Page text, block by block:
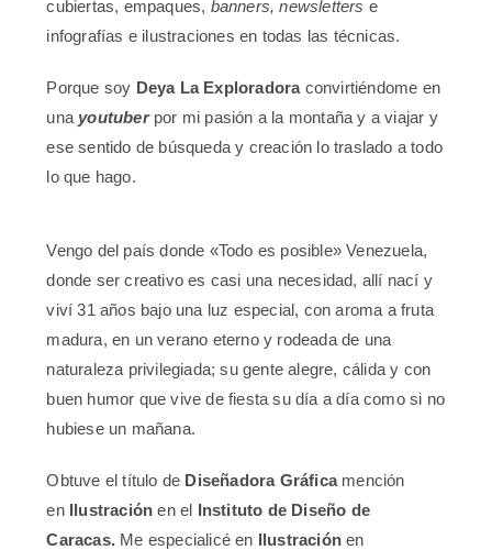
cubiertas, empaques, banners, newsletters e
infografías e ilustraciones en todas las técnicas.
Porque soy Deya La Exploradoraconvirtiéndome en
una youtuberpor mi pasión a la montaña y a viajar y
ese sentido de búsqueda y creación lo traslado a todo
lo que hago.
Vengo del país donde «Todo es posible» Venezuela,
donde ser creativo es casi una necesidad, allí nací y
viví 31 años bajo una luz especial, con aroma a fruta
madura, en un verano eterno y rodeada de una
naturaleza privilegiada; su gente alegre, cálida y con
buen humor que vive de fiesta su día a día como si no
hubiese un mañana.
Obtuve el título de Diseñadora Gráficamención
en Ilustraciónen el Instituto de Diseño de
Caracas. Me especialicé en Ilustración en